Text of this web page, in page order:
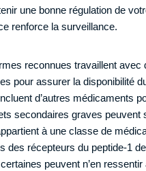
une bonne régulation de
renforce la surveillance.
reconnues travaillent avec
pour assurer la disponibilité
d’autres médicaments
secondaires graves peuvent
à une classe de
des récepteurs du peptide-1
peuvent n’en ressentir